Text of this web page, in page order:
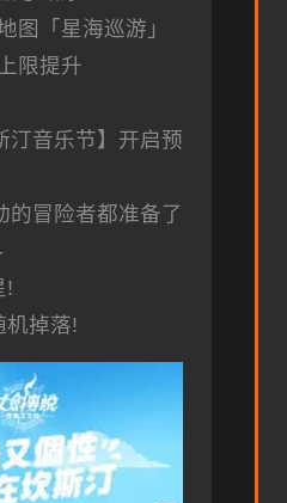
图「星海巡游」
限提升
汀音乐节】开启预
的冒险者都准备了
!
机掉落!